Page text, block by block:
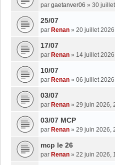
par gaetanver06 » 30
25/07
par Renan » 20 juillet
17/07
par Renan » 14 juillet
10/07
par Renan » 06 juillet
03/07
par Renan » 29 juin 2026,
03/07 MCP
par Renan » 29 juin 2026,
mcp le 26
par Renan » 22 juin 2026,